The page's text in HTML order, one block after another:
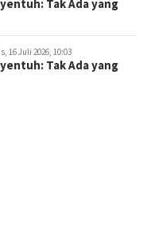
Tak Ada yang
16 Juli 2026, 10:03
Tak Ada yang